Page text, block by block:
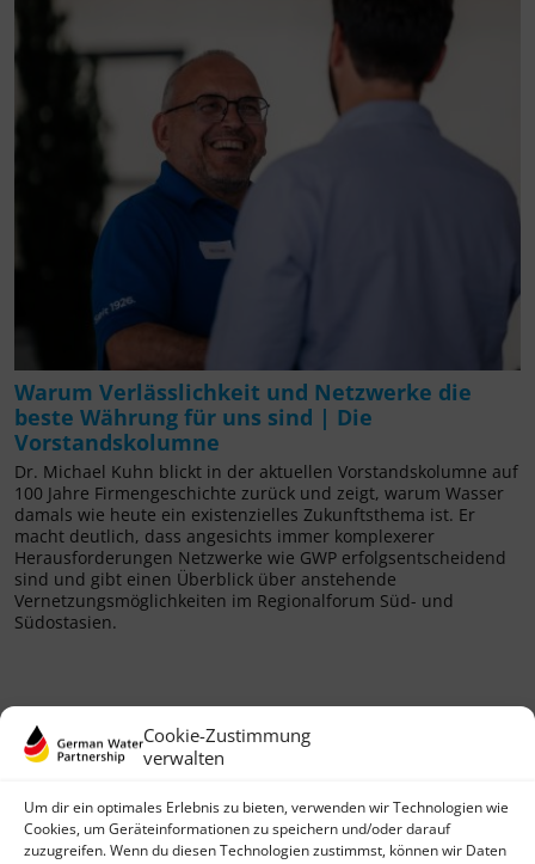
Cookie-Zustimmung
verwalten
Um dir ein optimales Erlebnis zu bieten, verwenden wir Technologien wie
Cookies, um Geräteinformationen zu speichern und/oder darauf
zuzugreifen. Wenn du diesen Technologien zustimmst, können wir Daten
Warum Verlässlichkeit und Netzwerke die
beste Währung für uns sind | Die
Vorstandskolumne
Dr. Michael Kuhn blickt in der aktuellen Vorstandskolumne auf
100 Jahre Firmengeschichte zurück und zeigt, warum Wasser
damals wie heute ein existenzielles Zukunftsthema ist. Er
macht deutlich, dass angesichts immer komplexerer
Herausforderungen Netzwerke wie GWP erfolgsentscheidend
sind und gibt einen Überblick über anstehende
Vernetzungsmöglichkeiten im Regionalforum Süd- und
Südostasien.